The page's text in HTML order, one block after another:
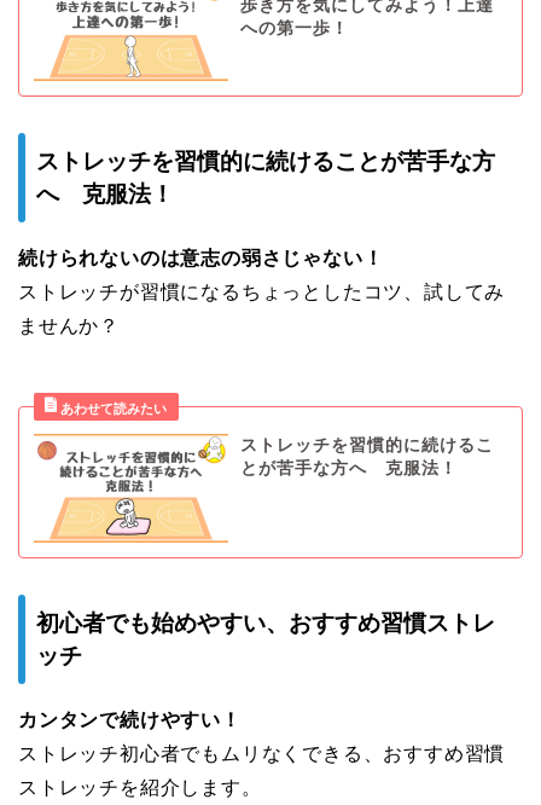
歩き方を気にしてみよう！上達
への第一歩！
ストレッチを習慣的に続けることが苦手な方
へ 克服法！
続けられないのは意志の弱さじゃない！
ストレッチが習慣になるちょっとしたコツ、試してみ
ませんか？
ストレッチを習慣的に続けるこ
とが苦手な方へ 克服法！
初心者でも始めやすい、おすすめ習慣ストレ
ッチ
カンタンで続けやすい！
ストレッチ初心者でもムリなくできる、おすすめ習慣
ストレッチを紹介します。